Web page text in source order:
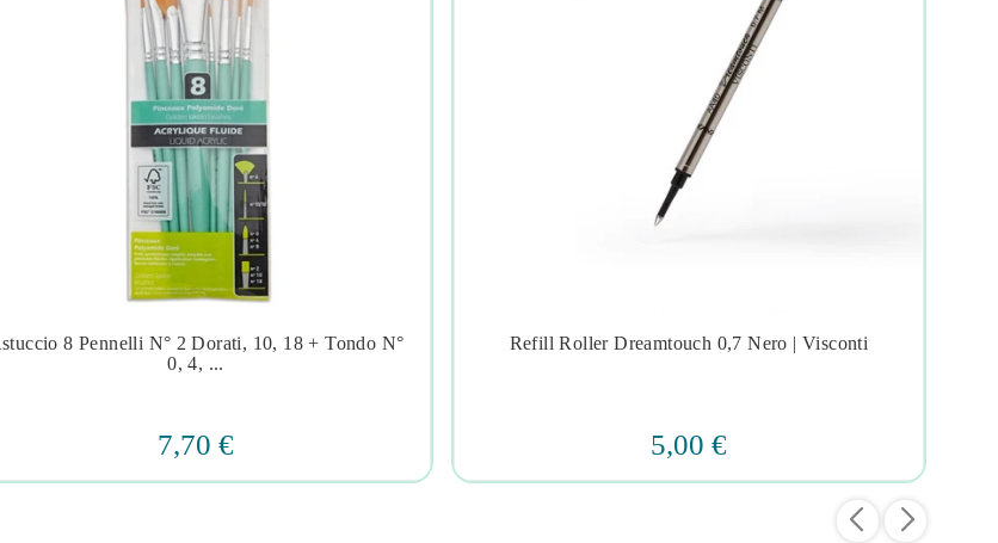
 
8 Pennelli N° 2 Dorati, 10, 18 + Tondo N°
0, 4, ...
7,70 €

Refill Roller Dreamtouch 0,7 Nero | Visconti
5,00 €